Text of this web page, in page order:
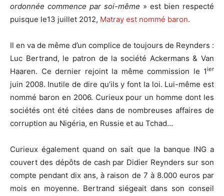
ordonnée commence par soi-même » est bien respecté
puisque le13 juillet 2012, Matray est nommé baron.
Il en va de même d’un complice de toujours de Reynders :
Luc Bertrand, le patron de la société Ackermans & Van
Haaren. Ce dernier rejoint la même commission le 1ier
juin 2008. Inutile de dire qu’ils y font la loi. Lui-même est
nommé baron en 2006. Curieux pour un homme dont les
sociétés ont été citées dans de nombreuses affaires de
corruption au Nigéria, en Russie et au Tchad…
Curieux également quand on sait que la banque ING a
couvert des dépôts de cash par Didier Reynders sur son
compte pendant dix ans, à raison de 7 à 8.000 euros par
mois en moyenne. Bertrand siégeait dans son conseil